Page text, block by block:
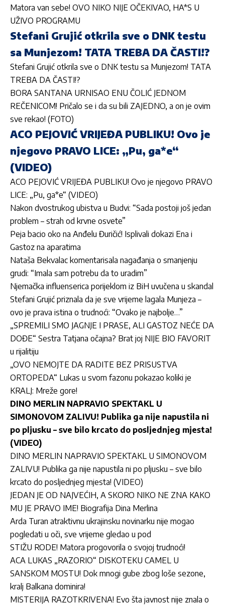
Matora van sebe! OVO NIKO NIJE OČEKIVAO, HA*S U
UŽIVO PROGRAMU
Stefani Grujić otkrila sve o DNK testu
sa Munjezom! TATA TREBA DA ČASTI!?
Stefani Grujić otkrila sve o DNK testu sa Munjezom! TATA
TREBA DA ČASTI!?
BORA SANTANA URNISAO ENU ČOLIĆ JEDNOM
REČENICOM! Pričalo se i da su bili ZAJEDNO, a on je ovim
sve rekao! (FOTO)
ACO PEJOVIĆ VRIJEĐA PUBLIKU! Ovo je
njegovo PRAVO LICE: „Pu, ga*e“
(VIDEO)
ACO PEJOVIĆ VRIJEĐA PUBLIKU! Ovo je njegovo PRAVO
LICE: „Pu, ga*e“ (VIDEO)
Nakon dvostrukog ubistva u Budvi: “Sada postoji još jedan
problem – strah od krvne osvete”
Peja bacio oko na Anđelu Đuričić! Isplivali dokazi Ena i
Gastoz na aparatima
Nataša Bekvalac komentarisala nagađanja o smanjenju
grudi: “Imala sam potrebu da to uradim”
Njemačka influenserica porijeklom iz BiH uvučena u skandal
Stefani Grujić priznala da je sve vrijeme lagala Munjeza –
ovo je prava istina o trudnoći: “Ovako je najbolje…”
„SPREMILI SMO JAGNJE I PRASE, ALI GASTOZ NEĆE DA
DOĐE“ Sestra Tatjana očajna? Brat joj NIJE BIO FAVORIT
u rijalitiju
„OVO NEMOJTE DA RADITE BEZ PRISUSTVA
ORTOPEDA“ Lukas u svom fazonu pokazao koliki je
KRALJ: Mreže gore!
DINO MERLIN NAPRAVIO SPEKTAKL U
SIMONOVOM ZALIVU! Publika ga nije napustila ni
po pljusku – sve bilo krcato do posljednjeg mjesta!
(VIDEO)
DINO MERLIN NAPRAVIO SPEKTAKL U SIMONOVOM
ZALIVU! Publika ga nije napustila ni po pljusku – sve bilo
krcato do posljednjeg mjesta! (VIDEO)
JEDAN JE OD NAJVEĆIH, A SKORO NIKO NE ZNA KAKO
MU JE PRAVO IME! Biografija Dina Merlina
Arda Turan atraktivnu ukrajinsku novinarku nije mogao
pogledati u oči, sve vrijeme gledao u pod
STIŽU RODE! Matora progovorila o svojoj trudnoći!
ACA LUKAS „RAZORIO“ DISKOTEKU CAMEL U
SANSKOM MOSTU! Dok mnogi gube zbog loše sezone,
kralj Balkana dominira!
MISTERIJA RAZOTKRIVENA! Evo šta javnost nije znala o